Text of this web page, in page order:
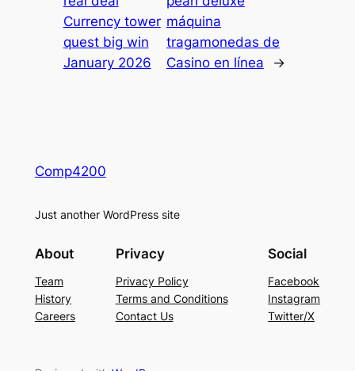
Currency tower
quest big win
January 2026
máquina
tragamonedas de
Casino en línea
→
Comp4200
Just another WordPress site
About
Team
History
Careers
Privacy
Privacy Policy
Terms and Conditions
Contact Us
Social
Facebook
Instagram
Twitter/X